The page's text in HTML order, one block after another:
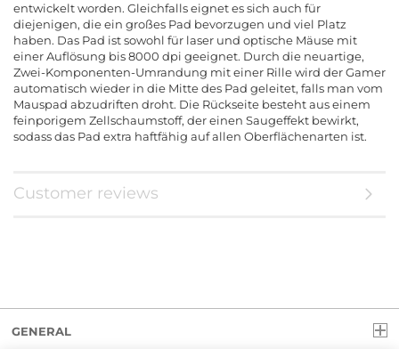
entwickelt worden. Gleichfalls eignet es sich auch für
diejenigen, die ein großes Pad bevorzugen und viel Platz
haben. Das Pad ist sowohl für laser und optische Mäuse mit
einer Auflösung bis 8000 dpi geeignet. Durch die neuartige,
Zwei-Komponenten-Umrandung mit einer Rille wird der Gamer
automatisch wieder in die Mitte des Pad geleitet, falls man vom
Mauspad abzudriften droht. Die Rückseite besteht aus einem
feinporigem Zellschaumstoff, der einen Saugeffekt bewirkt,
sodass das Pad extra haftfähig auf allen Oberflächenarten ist.
Customer reviews
GENERAL